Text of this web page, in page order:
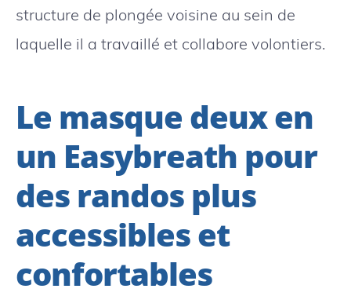
structure de plongée voisine au sein de
laquelle il a travaillé et collabore volontiers.
Le masque deux en
un Easybreath pour
des randos plus
accessibles et
confortables